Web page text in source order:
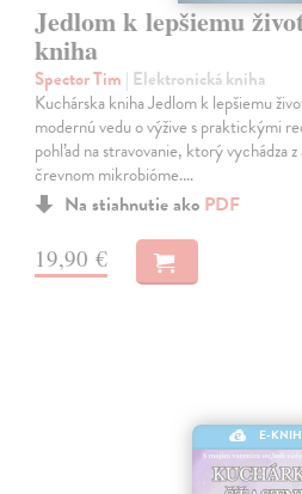
Jedlom k lepšiemu
kniha
Spector Tim | Elektronická kniha
Kuchárska kniha Jedlom k lepšiemu
modernú vedu o výžive s praktickými
pohľad na stravovanie, ktorý vychádza
črevnom mikrobióme.…
Na stiahnutie ako PDF
19,90 €
E-